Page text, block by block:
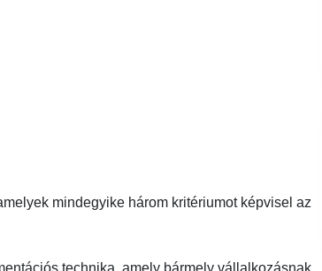
mindegyike három kritériumot képvisel az
technika, amely bármely vállalkozásnak